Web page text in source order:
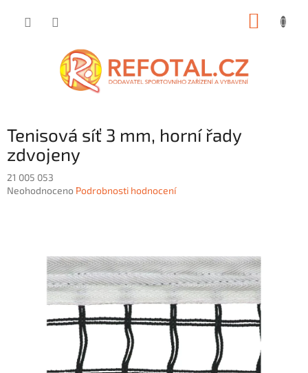
Tenisová síť 3 mm, horní řady
zdvojeny
21 005 053
Průměrné
hvězdiček.
Neohodnoceno Podrobnosti hodnocení